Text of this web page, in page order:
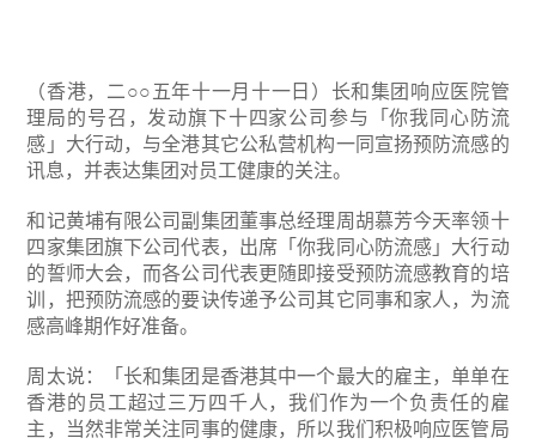
（香港，二○○五年十一月十一日）长和集团响应医院管
理局的号召，发动旗下十四家公司参与「你我同心防流
感」大行动，与全港其它公私营机构一同宣扬预防流感的
讯息，并表达集团对员工健康的关注。
和记黄埔有限公司副集团董事总经理周胡慕芳今天率领十
四家集团旗下公司代表，出席「你我同心防流感」大行动
的誓师大会，而各公司代表更随即接受预防流感教育的培
训，把预防流感的要诀传递予公司其它同事和家人，为流
感高峰期作好准备。
周太说：「长和集团是香港其中一个最大的雇主，单单在
香港的员工超过三万四千人，我们作为一个负责任的雇
主，当然非常关注同事的健康，所以我们积极响应医管局